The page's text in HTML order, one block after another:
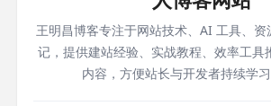
王明昌博客专注于网站技术、AI 工具、
记，提供建站经验、实战教程、效率工具
内容，方便站长与开发者持续学习